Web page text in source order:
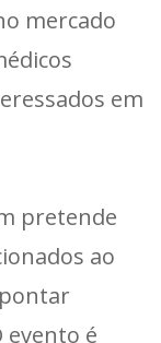
mercado
em
pretende
ao
evento é